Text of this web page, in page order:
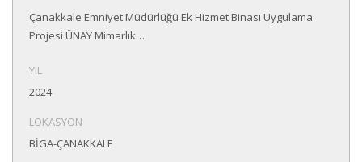
Çanakkale Emniyet Müdürlüğü Ek Hizmet Binası Uygulama
Projesi ÜNAY Mimarlık…
YIL
2024
LOKASYON
BİGA-ÇANAKKALE